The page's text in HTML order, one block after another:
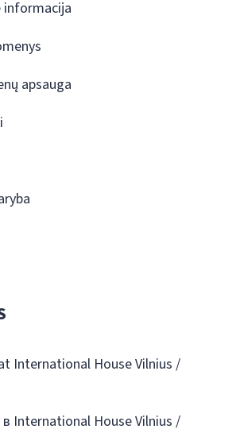
informacija
apsauga
International House Vilnius /
International House Vilnius /